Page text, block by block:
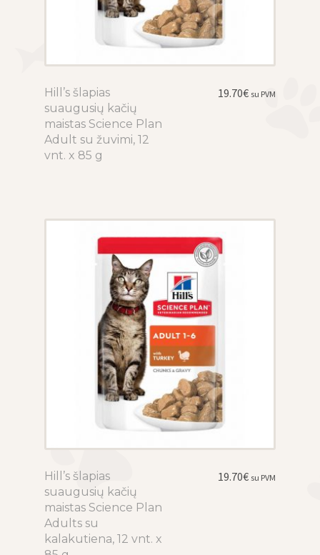
has
may
be
chosen
on
the
product
page
Hill’s šlapias
suaugusių kačių
maistas Science Plan
Adult su žuvimi, 12
vnt. x 85 g
19.70€ su PVM
has
variants.
Hill’s šlapias
suaugusių kačių
maistas Science Plan
Adults su
kalakutiena, 12 vnt. x
19.70€ su PVM